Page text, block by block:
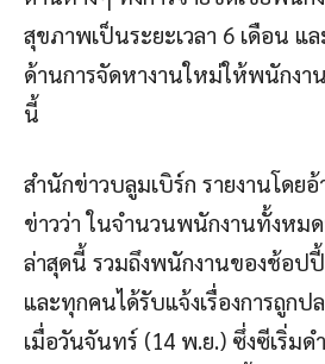
สุขภาพเป็นระยะเวลา 6 เดือน แ
ด้านการจัดหางานใหม่ให้พนักงา
นี้
สำนักข่าวบลูมเบิร์ก รายงานโดย
ข่าวว่า ในจำนวนพนักงานทั้งหม
ล่าสุดนี้ รวมถึงพนักงานของช้อป
และทุกคนได้รับแจ้งเรื่องการถูก
เมื่อวันจันทร์ (14 พ.ย.) ซึ่งซีเริ่มด